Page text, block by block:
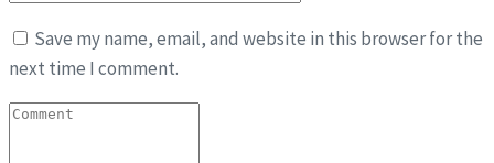
Save my name, email, and website in this browser for the
next time I comment.